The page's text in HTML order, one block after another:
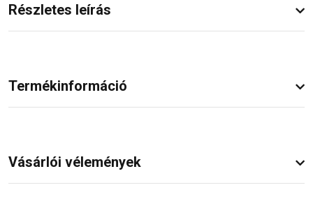
Részletes leírás
Termékinformáció
Vásárlói vélemények